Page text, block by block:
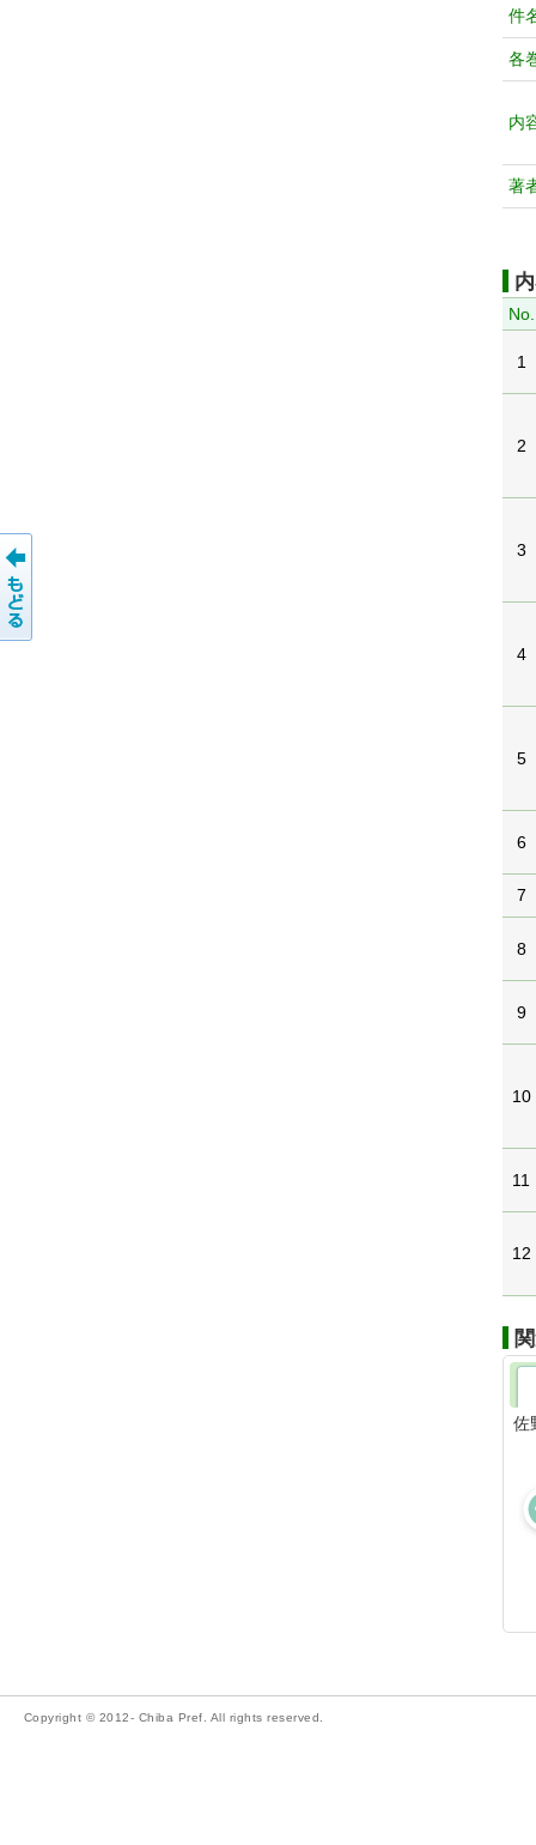
件
各
内
著
No.
1
2
3
4
5
6
7
8
9
10
11
12
佐
Copyright © 2012- Chiba Pref. All rights reserved.